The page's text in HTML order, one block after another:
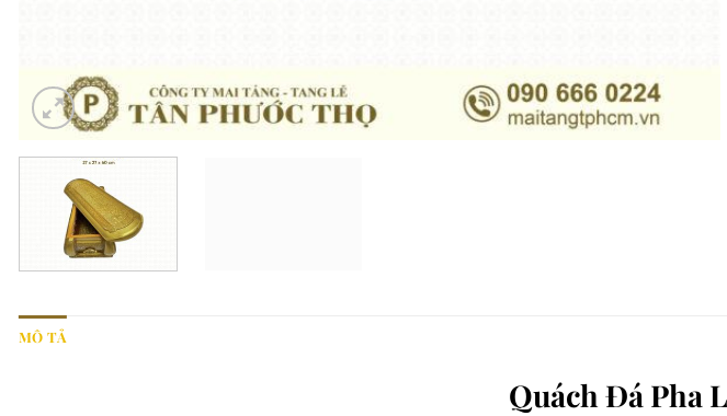
MÔ TẢ
Quách Đá Pha